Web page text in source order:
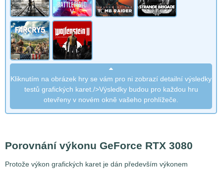
Kliknutím na obrázek hry se vám pro ni zobrazí detailní výsledky
testů grafických karet./>Výsledky budou pro každou hru
otevřeny v novém okně vašeho prohlížeče.
Porovnání výkonu GeForce RTX 3080
Protože výkon grafických karet je dán především výkonem